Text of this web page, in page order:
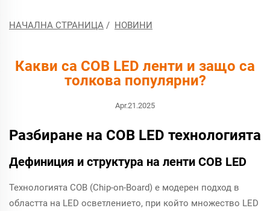
НАЧАЛНА СТРАНИЦА / НОВИНИ
Какви са COB LED ленти и защо са
толкова популярни?
Apr.21.2025
Разбиране на COB LED технологията
Дефиниция и структура на ленти COB LED
Технологията COB (Chip-on-Board) е модерен подход в
областта на LED осветлението, при който множество LED